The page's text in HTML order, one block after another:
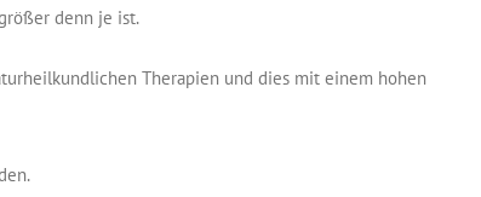
denn je ist.
Therapien und dies mit einem hohen